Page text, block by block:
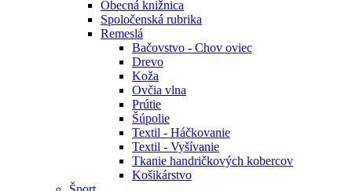
Obecná knižnica
Spoločenská rubrika
Remeslá
Bačovstvo - Chov oviec
Drevo
Koža
Ovčia vlna
Prútie
Šúpolie
Textil - Háčkovanie
Textil - Vyšívanie
Tkanie handričkových kobercov
Košikárstvo